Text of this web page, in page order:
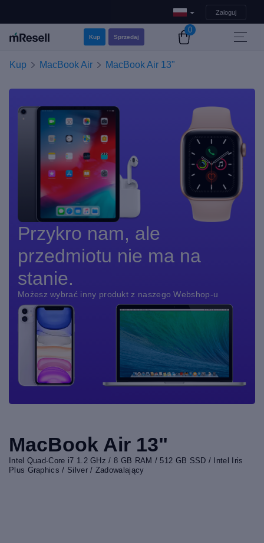
Zaloguj
Kup Sprzedaj
0
Kup MacBook Air MacBook Air 13"
Przykro nam, ale
przedmiotu nie ma na
stanie.
Możesz wybrać inny produkt z naszego Webshop-u
MacBook Air 13"
Intel Quad-Core i7 1.2 GHz / 8 GB RAM / 512 GB SSD / Intel Iris
Plus Graphics / Silver / Zadowalający